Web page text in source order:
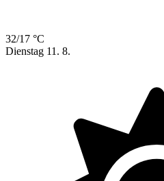
32/17 °C
Dienstag 11. 8.